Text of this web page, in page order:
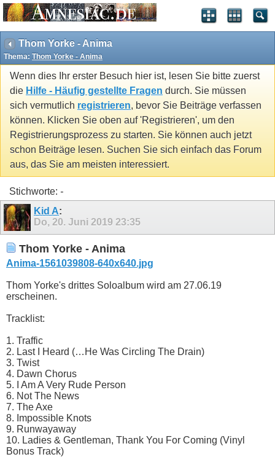
Thom Yorke - Anima
Thema: Thom Yorke - Anima
Wenn dies Ihr erster Besuch hier ist, lesen Sie bitte zuerst
die Hilfe - Häufig gestellte Fragen durch. Sie müssen
sich vermutlich registrieren, bevor Sie Beiträge verfassen
können. Klicken Sie oben auf 'Registrieren', um den
Registrierungsprozess zu starten. Sie können auch jetzt
schon Beiträge lesen. Suchen Sie sich einfach das Forum
aus, das Sie am meisten interessiert.
Stichworte: -
Kid A:
Do, 20. Juni 2019 23:35
Thom Yorke - Anima
Anima-1561039808-640x640.jpg
Thom Yorke's drittes Soloalbum wird am 27.06.19
erscheinen.
Tracklist:
1. Traffic
2. Last I Heard (…He Was Circling The Drain)
3. Twist
4. Dawn Chorus
5. I Am A Very Rude Person
6. Not The News
7. The Axe
8. Impossible Knots
9. Runwayaway
10. Ladies & Gentleman, Thank You For Coming (Vinyl
Bonus Track)